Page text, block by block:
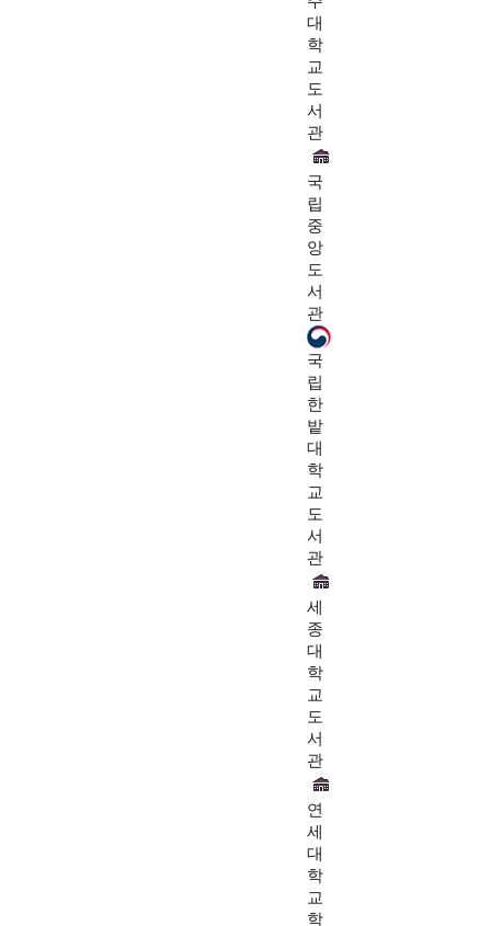
대
학
교
도
서
관
국
립
중
앙
도
서
관
국
립
한
밭
대
학
교
도
서
관
세
종
대
학
교
도
서
관
연
세
대
학
교
학